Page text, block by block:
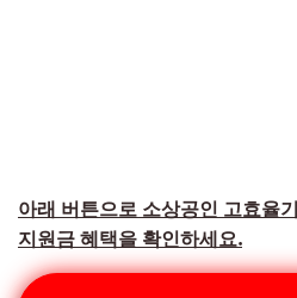
아래 버튼으로 소상공인 고효율
지원금 혜택을 확인하세요.